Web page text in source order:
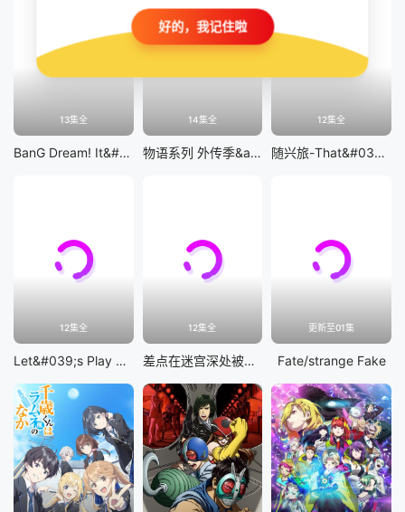
13集全
BanG Dream! It&#039;s MyGO!!!!!
14集全
物语系列 外传季&amp;怪物季
12集全
随兴旅-That&#039;s Journey-
12集全
Let&#039;s Play 充满挑战的人生
12集全
差点在迷宫深处被信任的伙伴杀掉，但靠着天赐技能「无限扭蛋」获得等级9999的伙伴，我要向前队友和世界展开复仇&amp;「给他们好看！」
更新至01集
Fate/strange Fake
好的，我记住啦